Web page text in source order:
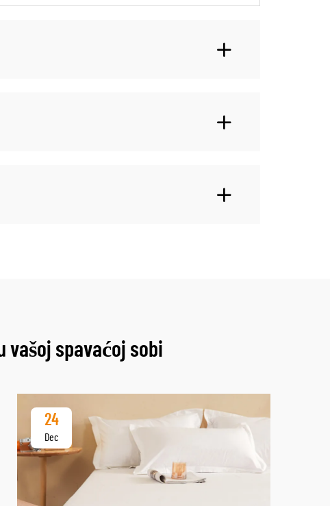
vašoj spavaćoj sobi
24
Dec